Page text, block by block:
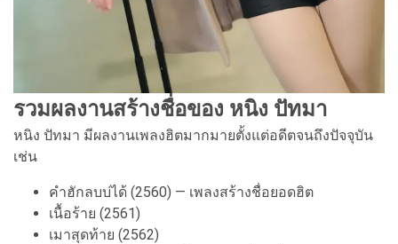
รวมผลงานสร้างชื่อของ หนิง ปัทมา
หนิง ปัทมา มีผลงานเพลงฮิตมากมายตั้งแต่อดีตจนถึงปัจจุบัน
เช่น
คำฮักลบบ่ได้ (2560) — เพลงสร้างชื่อยอดฮิต
เนื้อร้าย (2561)
เมาสุดท้าย (2562)